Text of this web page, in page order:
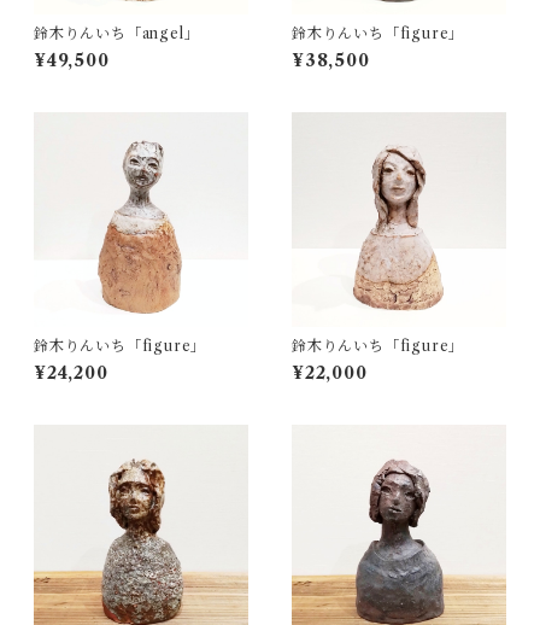
鈴木りんいち「angel」
¥49,500
鈴木りんいち「figure」
¥38,500
鈴木りんいち「figure」
¥24,200
鈴木りんいち「figure」
¥22,000